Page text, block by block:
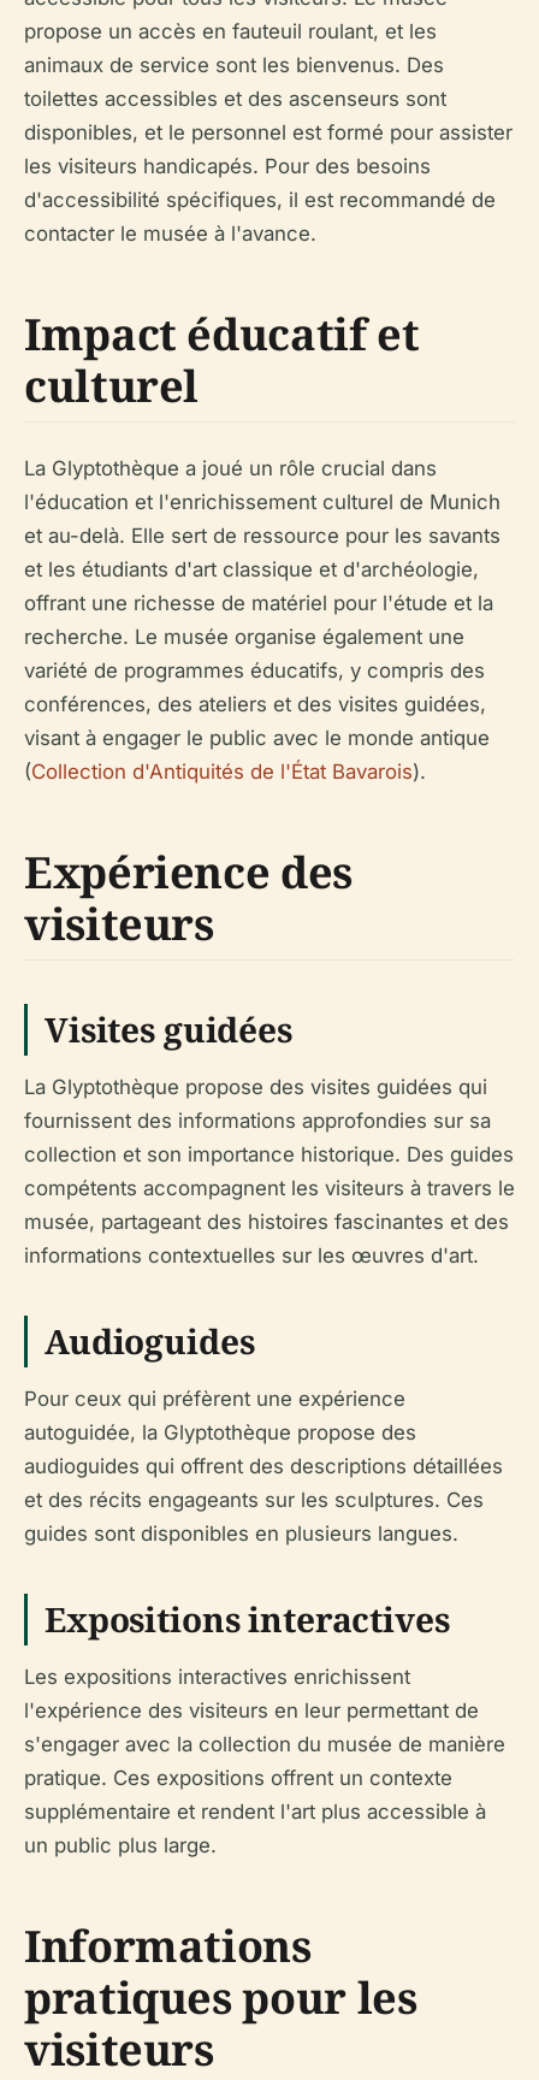
propose un accès en fauteuil roulant, et les
animaux de service sont les bienvenus. Des
toilettes accessibles et des ascenseurs sont
disponibles, et le personnel est formé pour assister
les visiteurs handicapés. Pour des besoins
d'accessibilité spécifiques, il est recommandé de
contacter le musée à l'avance.
Impact éducatif et
culturel
La Glyptothèque a joué un rôle crucial dans
l'éducation et l'enrichissement culturel de Munich
et au-delà. Elle sert de ressource pour les savants
et les étudiants d'art classique et d'archéologie,
offrant une richesse de matériel pour l'étude et la
recherche. Le musée organise également une
variété de programmes éducatifs, y compris des
conférences, des ateliers et des visites guidées,
visant à engager le public avec le monde antique
(Collection d'Antiquités de l'État Bavarois).
Expérience des
visiteurs
Visites guidées
La Glyptothèque propose des visites guidées qui
fournissent des informations approfondies sur sa
collection et son importance historique. Des guides
compétents accompagnent les visiteurs à travers le
musée, partageant des histoires fascinantes et des
informations contextuelles sur les œuvres d'art.
Audioguides
Pour ceux qui préfèrent une expérience
autoguidée, la Glyptothèque propose des
audioguides qui offrent des descriptions détaillées
et des récits engageants sur les sculptures. Ces
guides sont disponibles en plusieurs langues.
Expositions interactives
Les expositions interactives enrichissent
l'expérience des visiteurs en leur permettant de
s'engager avec la collection du musée de manière
pratique. Ces expositions offrent un contexte
supplémentaire et rendent l'art plus accessible à
un public plus large.
Informations
pratiques pour les
visiteurs